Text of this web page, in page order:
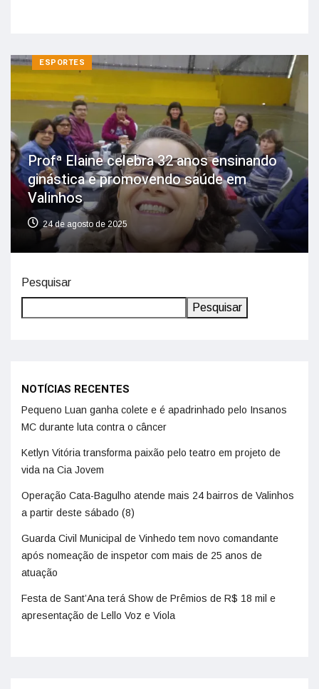
ESPORTES
Profª Elaine celebra 32 anos ensinando
ginástica e promovendo saúde em
Valinhos
24 de agosto de 2025
Pesquisar
Pesquisar
NOTÍCIAS RECENTES
Pequeno Luan ganha colete e é apadrinhado pelo Insanos
MC durante luta contra o câncer
Ketlyn Vitória transforma paixão pelo teatro em projeto de
vida na Cia Jovem
Operação Cata-Bagulho atende mais 24 bairros de Valinhos
a partir deste sábado (8)
Guarda Civil Municipal de Vinhedo tem novo comandante
após nomeação de inspetor com mais de 25 anos de
atuação
Festa de Sant’Ana terá Show de Prêmios de R$ 18 mil e
apresentação de Lello Voz e Viola